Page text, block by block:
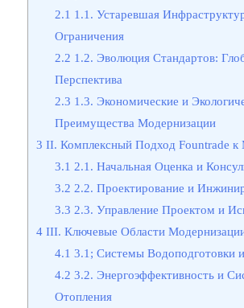
2.1 1.1. Устаревшая
Ограничения
2.2 1.2. Эволюция Стандартов:
Перспектива
2.3 1.3. Экономические и
Преимущества Модернизации
3 II. Комплексный Подход Fountrade к
3.1 2.1. Начальная Оценка и
3.2 2.2. Проектирование и
3.3 2.3. Управление Проектом и
4 III. Ключевые Области
4.1 3.1; Системы Водоподготовки
4.2 3.2. Энергоэффективность и
Отопления